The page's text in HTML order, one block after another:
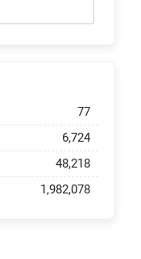
77
6,724
48,218
1,982,078